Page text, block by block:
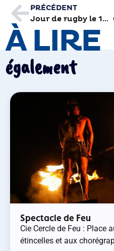
PRÉCÉDENT
Jour de rugby le 1er mai au stadium
À LIRE
également
Spectacle de Feu
Cie Cercle de Feu : Place
étincelles et aux